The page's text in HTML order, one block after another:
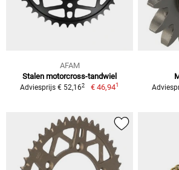
AFAM
Stalen motorcross-tandwiel
Adviesprijs € 52,162 € 46,941